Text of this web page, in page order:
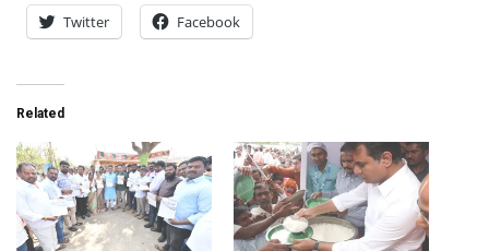
Twitter Facebook
Related